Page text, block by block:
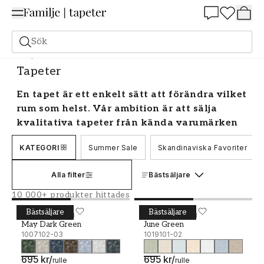
Sök
Tapeter
Tapeter
En tapet är ett enkelt sätt att förändra vilket
rum som helst. Vår ambition är att sälja
kvalitativa tapeter från kända varumärken
till bästa möjliga pris, så att alla ska kunna
skapa rum att trivas i. Hos oss hittar du ett
stilar och mönster för hemmets alla rum.
Tapeter för alla smaker helt enkelt.
Vackra tapeter
En väggtapet kan vara så mycket mer än ett sätt
att sätta färg på sina väggar utan visar verkligen
KATEGORI Summer Sale Skandinaviska Favoriter
Alla filter Bästsäljare
10 000+ produkter hittades
Bästsäljare
WALLPASSION
May Dark Green
1007102-03
695 kr/rulle
May Dark Green - 1007102-03Bästsäljare
WALLPASSION
June Green
1019101-02
695 kr/rulle
June Green - 1019101-02